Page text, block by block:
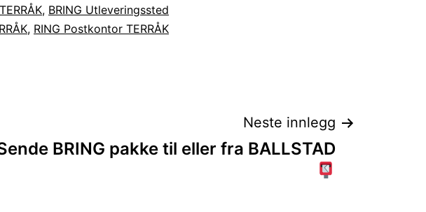
TERRÅK, BRING Utleveringssted
, RING Postkontor TERRÅK
Neste innlegg
BRING pakke til eller fra BALLSTAD